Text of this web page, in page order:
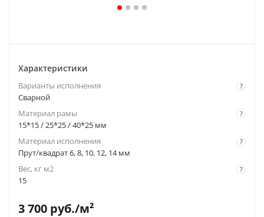
Характеристики
?
Варианты исполнения
Сварной
?
Материал рамы
15*15 / 25*25 / 40*25 мм
?
Материал исполнения
Прут/квадрат 6, 8, 10, 12, 14 мм
?
Вес, кг м2
15
3 700 руб./м²